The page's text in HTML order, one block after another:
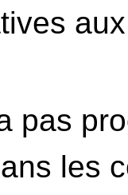
pas
les